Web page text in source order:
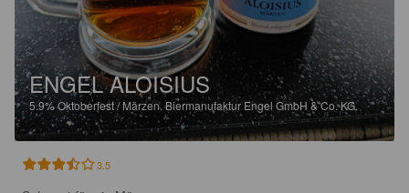
ENGEL ALOISIUS
5.9%Oktoberfest / Märzen.Biermanufaktur Engel GmbH & Co. KG.
3.5